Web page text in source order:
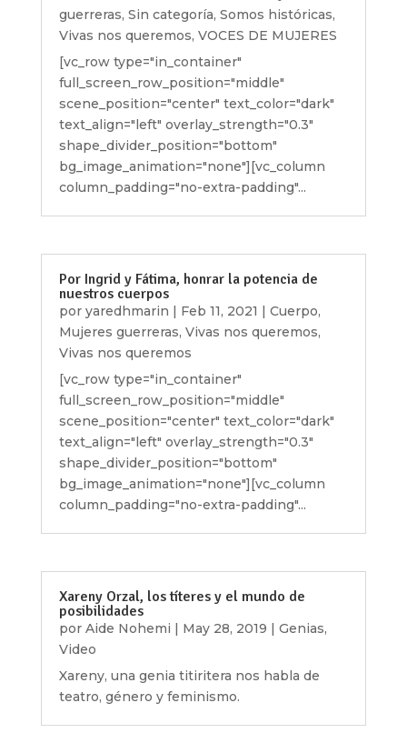
guerreras, Sin categoría, Somos históricas,
Vivas nos queremos, VOCES DE MUJERES
[vc_row type="in_container"
full_screen_row_position="middle"
scene_position="center" text_color="dark"
text_align="left" overlay_strength="0.3"
shape_divider_position="bottom"
bg_image_animation="none"][vc_column
column_padding="no-extra-padding"...
Por Ingrid y Fátima, honrar la potencia de
nuestros cuerpos
por yaredhmarin | Feb 11, 2021 | Cuerpo,
Mujeres guerreras, Vivas nos queremos,
Vivas nos queremos
[vc_row type="in_container"
full_screen_row_position="middle"
scene_position="center" text_color="dark"
text_align="left" overlay_strength="0.3"
shape_divider_position="bottom"
bg_image_animation="none"][vc_column
column_padding="no-extra-padding"...
Xareny Orzal, los títeres y el mundo de
posibilidades
por Aide Nohemi | May 28, 2019 | Genias,
Video
Xareny, una genia titiritera nos habla de
teatro, género y feminismo.